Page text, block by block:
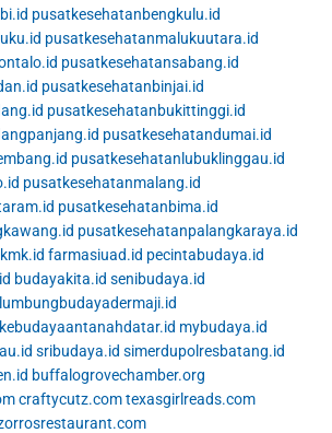
pusatkesehatanbengkulu.id
pusatkesehatanmalukuutara.id
pusatkesehatansabang.id
pusatkesehatanbinjai.id
pusatkesehatanbukittinggi.id
pusatkesehatandumai.id
pusatkesehatanlubuklinggau.id
pusatkesehatanmalang.id
pusatkesehatanbima.id
pusatkesehatanpalangkaraya.id
farmasiuad.id pecintabudaya.id
budayakita.id senibudaya.id
lumbungbudayadermaji.id
kebudayaantanahdatar.id mybudaya.id
sribudaya.id simerdupolresbatang.id
buffalogrovechamber.org
craftycutz.comtexasgirlreads.com